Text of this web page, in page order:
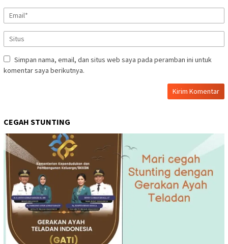
Simpan nama, email, dan situs web saya pada peramban ini untuk
komentar saya berikutnya.
CEGAH STUNTING